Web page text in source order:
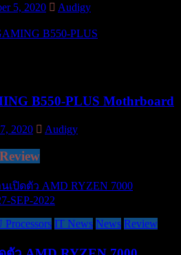
5, 2020 Audigy
B550-PLUS Mothrboard
2020 Audigy
Processors IT News News Review